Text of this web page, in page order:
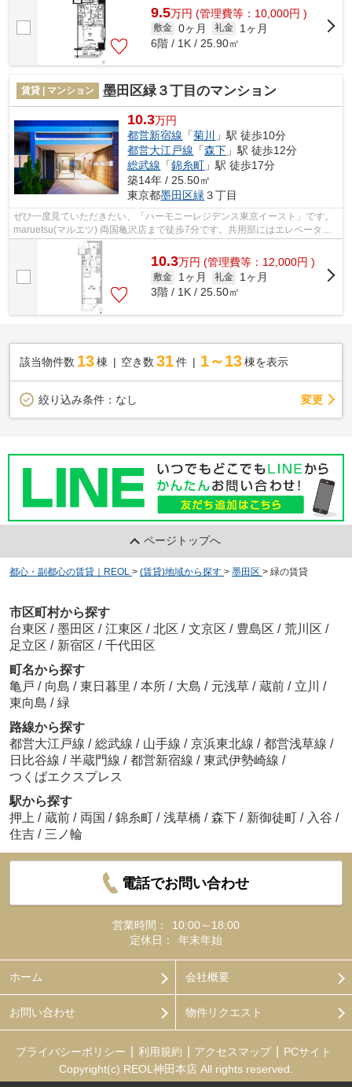
9.5万円 (管理費等：10,000円 )
敷金 0ヶ月 礼金
1ヶ月
6階 / 1K / 25.90㎡
賃貸 | マンション 墨田区緑３丁目のマンション
10.3万円
都営新宿線 「菊川
」駅 徒歩10分
都営大江戸線 「森下 」駅 徒歩12分
総武線 「錦糸町 」駅 徒歩17分
築14年 / 25.50㎡
東京都墨田区緑 ３丁目
ぜひ一度見ていただきたい、「ハーモニーレジデンス東京イースト」です。
maruetsu(マルエツ) 両国亀沢店まで徒歩7分です。共用部にはエレベータ・
敷地内ごみ置き場などが揃っておりま...
10.3万円 (管理費等：12,000円 )
敷金 1ヶ月 礼金
1ヶ月
3階 / 1K / 25.50㎡
該当物件数 13棟 空き数 31 件 1～13 棟を表示
絞り込み条件： なし 変更
ページトップへ
都心・副都心の賃貸｜REOL > (賃貸)地域から探す > 墨田区 > 緑の賃貸
市区町村から探す
台東区 / 墨田区 / 江東区 / 北区 / 文京区 / 豊島区 / 荒川区 /
足立区 / 新宿区 / 千代田区
町名から探す
亀戸 / 向島 / 東日暮里 / 本所 / 大島 / 元浅草 / 蔵前 / 立川 /
東向島 / 緑
路線から探す
都営大江戸線 / 総武線 / 山手線 / 京浜東北線 / 都営浅草線 /
日比谷線 / 半蔵門線 / 都営新宿線 / 東武伊勢崎線 /
つくばエクスプレス
駅から探す
押上 / 蔵前 / 両国 / 錦糸町 / 浅草橋 / 森下 / 新御徒町 / 入谷 /
住吉 / 三ノ輪
電話でお問い合わせ
営業時間：
10:00～18:00
定休日：
年末年始
ホーム 会社概要
お問い合わせ 物件リクエスト
プライバシーポリシー 利用規約 アクセスマップ
PCサイト
Copyright(c) REOL神田本店 All rights reserved.